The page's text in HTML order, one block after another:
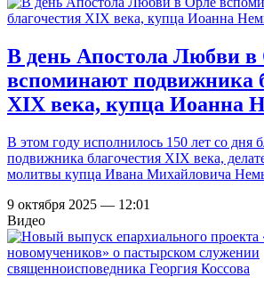
В день Апостола Любви в
вспоминают подвижника
XIX века, купца Иоанна
В этом году исполнилось 150 лет со дня
подвижника благочестия XIX века,
молитвы купца Ивана Михайловича
9 октября 2025 — 12:01
Видео